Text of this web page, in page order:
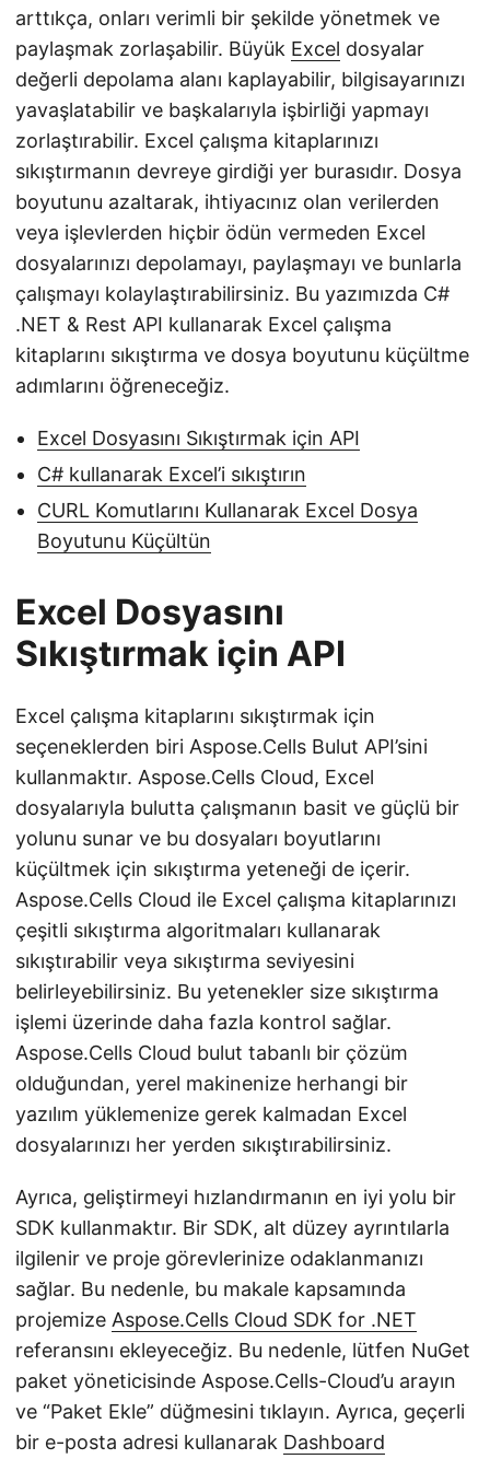
arttıkça, onları verimli bir şekilde yönetmek ve
paylaşmak zorlaşabilir. Büyük Excel dosyalar
değerli depolama alanı kaplayabilir, bilgisayarınızı
yavaşlatabilir ve başkalarıyla işbirliği yapmayı
zorlaştırabilir. Excel çalışma kitaplarınızı
sıkıştırmanın devreye girdiği yer burasıdır. Dosya
boyutunu azaltarak, ihtiyacınız olan verilerden
veya işlevlerden hiçbir ödün vermeden Excel
dosyalarınızı depolamayı, paylaşmayı ve bunlarla
çalışmayı kolaylaştırabilirsiniz. Bu yazımızda C#
.NET & Rest API kullanarak Excel çalışma
kitaplarını sıkıştırma ve dosya boyutunu küçültme
adımlarını öğreneceğiz.
Excel Dosyasını Sıkıştırmak için API
C# kullanarak Excel’i sıkıştırın
CURL Komutlarını Kullanarak Excel Dosya
Boyutunu Küçültün
Excel Dosyasını
Sıkıştırmak için API
Excel çalışma kitaplarını sıkıştırmak için
seçeneklerden biri Aspose.Cells Bulut API’sini
kullanmaktır. Aspose.Cells Cloud, Excel
dosyalarıyla bulutta çalışmanın basit ve güçlü bir
yolunu sunar ve bu dosyaları boyutlarını
küçültmek için sıkıştırma yeteneği de içerir.
Aspose.Cells Cloud ile Excel çalışma kitaplarınızı
çeşitli sıkıştırma algoritmaları kullanarak
sıkıştırabilir veya sıkıştırma seviyesini
belirleyebilirsiniz. Bu yetenekler size sıkıştırma
işlemi üzerinde daha fazla kontrol sağlar.
Aspose.Cells Cloud bulut tabanlı bir çözüm
olduğundan, yerel makinenize herhangi bir
yazılım yüklemenize gerek kalmadan Excel
dosyalarınızı her yerden sıkıştırabilirsiniz.
Ayrıca, geliştirmeyi hızlandırmanın en iyi yolu bir
SDK kullanmaktır. Bir SDK, alt düzey ayrıntılarla
ilgilenir ve proje görevlerinize odaklanmanızı
sağlar. Bu nedenle, bu makale kapsamında
projemize Aspose.Cells Cloud SDK for .NET
referansını ekleyeceğiz. Bu nedenle, lütfen NuGet
paket yöneticisinde Aspose.Cells-Cloud’u arayın
ve “Paket Ekle” düğmesini tıklayın. Ayrıca, geçerli
bir e-posta adresi kullanarak Dashboard